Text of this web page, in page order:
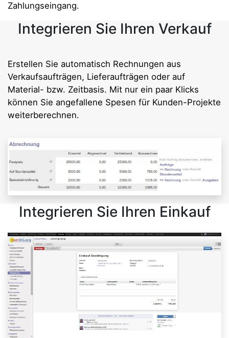
Zahlungseingang.
Integrieren Sie Ihren Verkauf
Erstellen Sie automatisch Rechnungen aus
Verkaufsaufträgen, Lieferaufträgen oder auf
Material- bzw. Zeitbasis. Mit nur ein paar Klicks
können Sie angefallene Spesen für Kunden-Projekte
weiterberechnen.
Integrieren Sie Ihren Einkauf